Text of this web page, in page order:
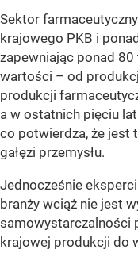
Sektor
krajowego PKB i
zapewniając ponad 80
wartości – od
produkcji
a w ostatnich pięciu
co potwierdza, że jest
gałęzi przemysłu.
Jednocześnie
branży wciąż nie jest
samowystarczalności
krajowej produkcji do